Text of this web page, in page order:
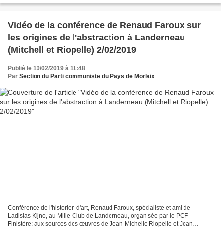
Vidéo de la conférence de Renaud Faroux sur
les origines de l'abstraction à Landerneau
(Mitchell et Riopelle) 2/02/2019
Publié le 10/02/2019 à 11:48
Par Section du Parti communiste du Pays de Morlaix
Conférence de l'historien d'art, Renaud Faroux, spécialiste et ami de
Ladislas Kijno, au Mille-Club de Landerneau, organisée par le PCF
Finistère: aux sources des œuvres de Jean-Michelle Riopelle et Joan